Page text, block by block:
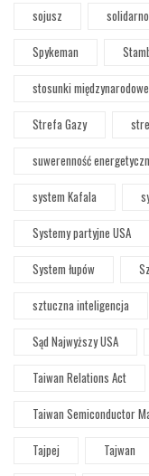
sojusz
Spykeman
stosunki międzynarodowe
Strefa Gazy
suwerenność
system Kafala
Systemy partyjne USA
System łupów
sztuczna inteligencja
Sąd Najwyższy USA
Taiwan Relations Act
Taiwan Semiconductor
Tajpej
Tajwan